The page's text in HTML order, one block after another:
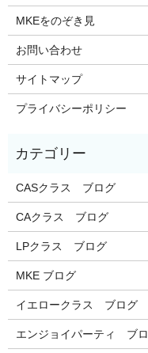
MKEをのぞき見
お問い合わせ
サイトマップ
プライバシーポリシー
CASクラス ブログ
CAクラス ブログ
LPクラス ブログ
MKE ブログ
イエロークラス ブログ
エンジョイパーティ ブ